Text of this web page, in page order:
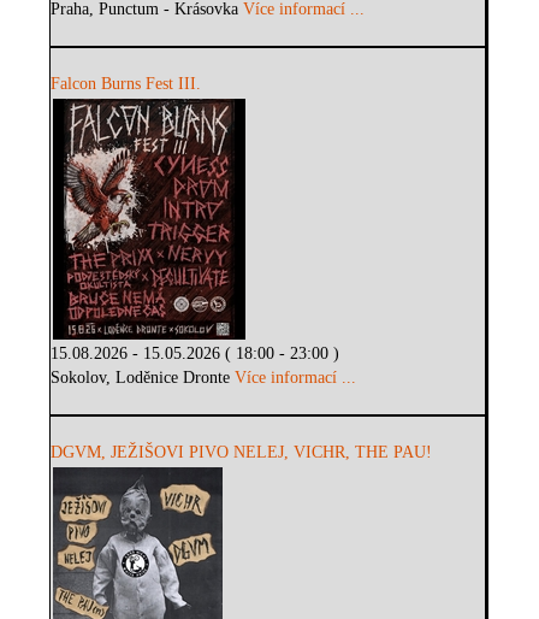
Praha, Punctum - KrásovkaVíce informací ...
Falcon Burns Fest III.
15.08.2026 - 15.05.2026 ( 18:00 - 23:00 )
Sokolov, Loděnice DronteVíce informací ...
DGVM, JEŽIŠOVI PIVO NELEJ, VICHR, THE PAU!